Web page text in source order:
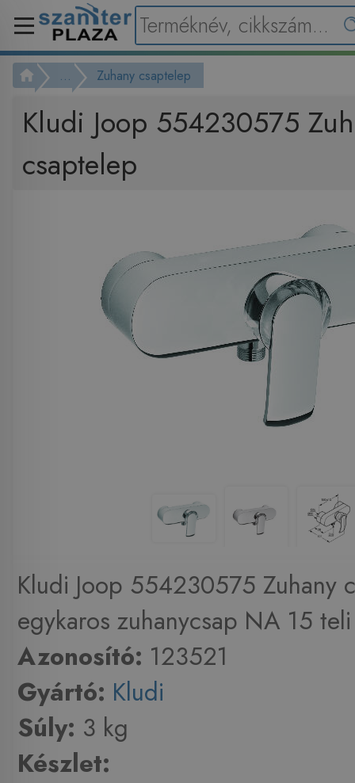
... Zuhany csaptelep
Kludi Joop 554230575
csaptelep
Kludi Joop 554230575 Zuhany
egykaros zuhanycsap NA 15
Azonosító: 123521
Gyártó: Kludi
Súly: 3 kg
Készlet: